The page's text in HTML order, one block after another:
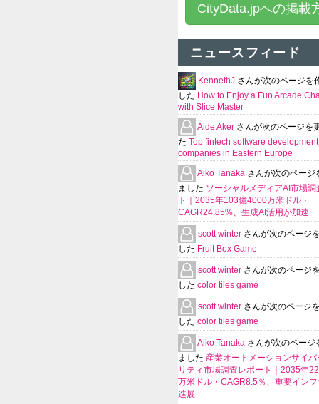
CityData.jpへの掲載
ニュースフィード
KennethJ さんが次のページを
した How to Enjoy a Fun Arcade
with Slice Master
Aide Aker さんが次のページを
た Top fintech software development
companies in Eastern Europe
Aiko Tanaka さんが次のページ
ました ソーシャルメディアAI市場調
ト｜2035年103億4000万米ドル・
CAGR24.85%、生成AI活用が加速
scott winter さんが次のページ
した Fruit Box Game
scott winter さんが次のページ
した color tiles game
scott winter さんが次のページ
した color tiles game
Aiko Tanaka さんが次のページ
ました 産業オートメーションサイ
リティ市場調査レポート｜2035年
万米ドル・CAGR8.5％、重要イン
進展